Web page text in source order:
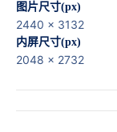
图片尺寸(px)
2440 x 3132
内屏尺寸(px)
2048 x 2732